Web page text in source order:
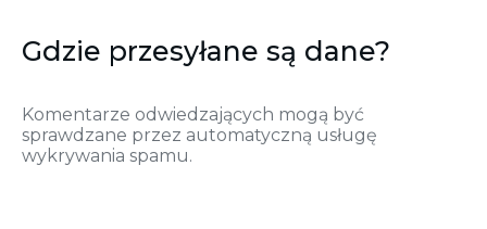
Gdzie przesyłane są dane?
Komentarze odwiedzających mogą być
sprawdzane przez automatyczną usługę
wykrywania spamu.